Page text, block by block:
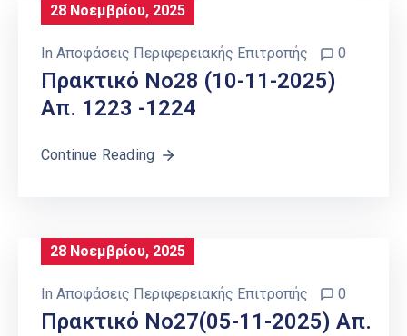
28 Νοεμβρίου, 2025
In Αποφάσεις Περιφερειακής Επιτροπής 0
Πρακτικό Νο28 (10-11-2025)
Απ. 1223 -1224
Continue Reading
28 Νοεμβρίου, 2025
In Αποφάσεις Περιφερειακής Επιτροπής 0
Πρακτικό Νο27(05-11-2025) Απ.